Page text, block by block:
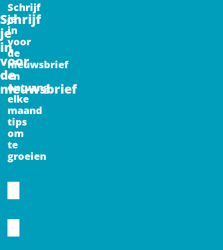
Schrijf
je
in
voor
de
nieuwsbrief
Schrijf
je
in
voor
de
nieuwsbrief
en
ontvang
elke
maand
tips
om
te
groeien
CAPTCHA